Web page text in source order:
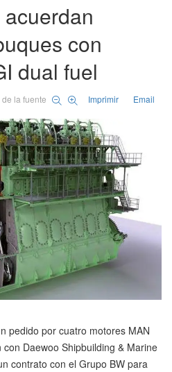
con
dual fuel
la fuente Imprimir Email
pedido por cuatro motores MAN
Daewoo Shipbuilding & Marine
contrato con el Grupo BW para